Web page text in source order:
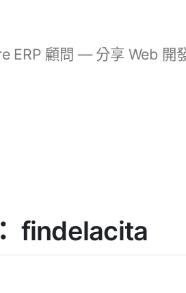
ERP 顧問 — 分享 Web 開
findelacita